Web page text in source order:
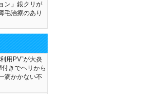
ン」銀クリが
毛治療のあり
用PV”が大炎
きでヘリから
滴かかない不